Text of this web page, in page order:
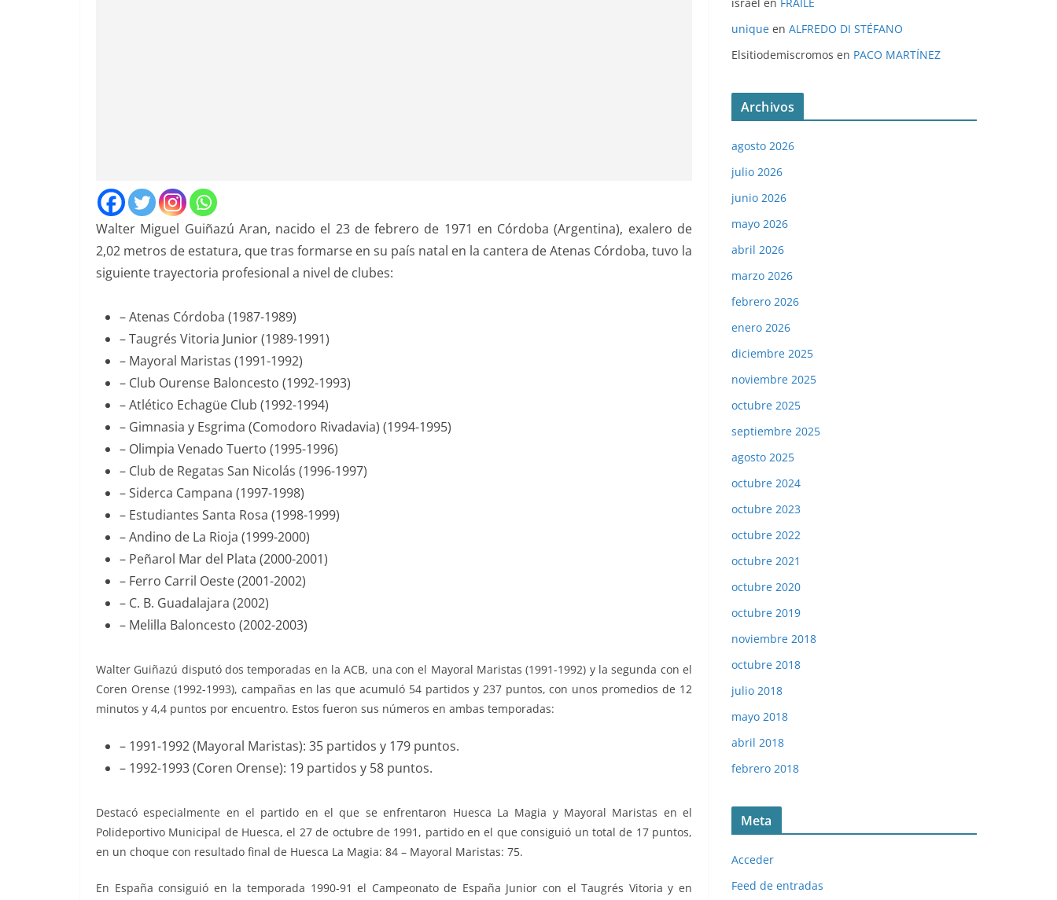
Walter Miguel Guiñazú Aran, nacido el 23 de febrero de 1971 en Córdoba (Argentina), exalero de
2,02 metros de estatura, que tras formarse en su país natal en la cantera de Atenas Córdoba, tuvo la
siguiente trayectoria profesional a nivel de clubes:
– Atenas Córdoba (1987-1989)
– Taugrés Vitoria Junior (1989-1991)
– Mayoral Maristas (1991-1992)
– Club Ourense Baloncesto (1992-1993)
– Atlético Echagüe Club (1992-1994)
– Gimnasia y Esgrima (Comodoro Rivadavia) (1994-1995)
– Olimpia Venado Tuerto (1995-1996)
– Club de Regatas San Nicolás (1996-1997)
– Siderca Campana (1997-1998)
– Estudiantes Santa Rosa (1998-1999)
– Andino de La Rioja (1999-2000)
– Peñarol Mar del Plata (2000-2001)
– Ferro Carril Oeste (2001-2002)
– C. B. Guadalajara (2002)
– Melilla Baloncesto (2002-2003)
Walter Guiñazú disputó dos temporadas en la ACB, una con el Mayoral Maristas (1991-1992) y la segunda con el
Coren Orense (1992-1993), campañas en las que acumuló 54 partidos y 237 puntos, con unos promedios de 12
minutos y 4,4 puntos por encuentro. Estos fueron sus números en ambas temporadas:
– 1991-1992 (Mayoral Maristas): 35 partidos y 179 puntos.
– 1992-1993 (Coren Orense): 19 partidos y 58 puntos.
Destacó especialmente en el partido en el que se enfrentaron Huesca La Magia y Mayoral Maristas en el
Polideportivo Municipal de Huesca, el 27de octubre de 1991, partido en el que consiguió un total de 17 puntos,
en un choque con resultado final de Huesca La Magia: 84 – Mayoral Maristas: 75.
En España consiguió en la temporada 1990-91 el Campeonato de España Junior con el Taugrés Vitoria y en
israel en FRAILE
unique en ALFREDO DI STÉFANO
Elsitiodemiscromos en PACO MARTÍNEZ
Archivos
agosto 2026
julio 2026
junio 2026
mayo 2026
abril 2026
marzo 2026
febrero 2026
enero 2026
diciembre 2025
noviembre 2025
octubre 2025
septiembre 2025
agosto 2025
octubre 2024
octubre 2023
octubre 2022
octubre 2021
octubre 2020
octubre 2019
noviembre 2018
octubre 2018
julio 2018
mayo 2018
abril 2018
febrero 2018
Meta
Acceder
Feed de entradas